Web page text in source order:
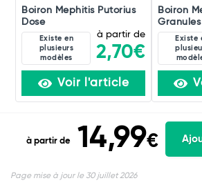
Boiron Mephitis Putorius
Dose
Existe en
plusieurs
modèles
à partir de
2,70€
Voir l'article
Boiron
Granules
Existe
à partir de 14,99€
Page mise à jour le 30 juillet 2026